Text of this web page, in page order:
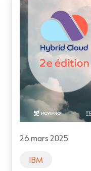
26 mars 2025
IBM